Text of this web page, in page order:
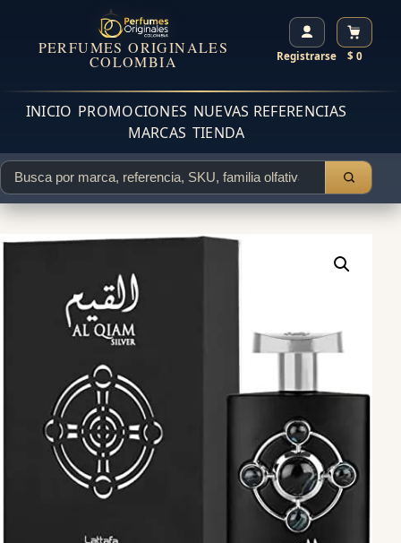
PERFUMES ORIGINALES
COLOMBIA Registrarse $ 0
INICIO PROMOCIONES NUEVAS REFERENCIAS
MARCAS TIENDA